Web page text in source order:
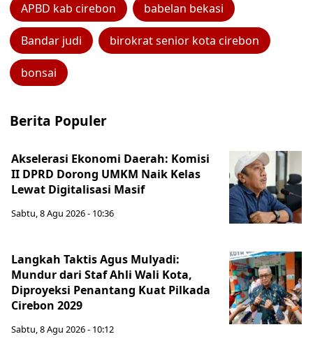
APBD kab cirebon babelan bekasi
Bandar judi birokrat senior kota cirebon
bonsai
Berita Populer
Akselerasi Ekonomi Daerah: Komisi
II DPRD Dorong UMKM Naik Kelas
Lewat Digitalisasi Masif
Sabtu, 8 Agu 2026 - 10:36
Langkah Taktis Agus Mulyadi:
Mundur dari Staf Ahli Wali Kota,
Diproyeksi Penantang Kuat Pilkada
Cirebon 2029
Sabtu, 8 Agu 2026 - 10:12